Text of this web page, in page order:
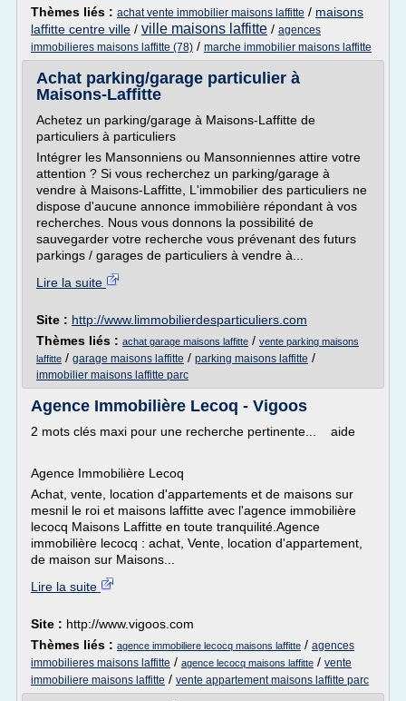
Thèmes liés : achat vente immobilier maisons laffitte / maisons
laffitte centre ville / ville maisons laffitte / agences
immobilieres maisons laffitte (78) / marche immobilier maisons laffitte
Achat parking/garage particulier à
Maisons-Laffitte
Achetez un parking/garage à Maisons-Laffitte de
particuliers à particuliers
Intégrer les Mansonniens ou Mansonniennes attire votre
attention ? Si vous recherchez un parking/garage à
vendre à Maisons-Laffitte, L'immobilier des particuliers ne
dispose d'aucune annonce immobilière répondant à vos
recherches. Nous vous donnons la possibilité de
sauvegarder votre recherche vous prévenant des futurs
parkings / garages de particuliers à vendre à...
Lire la suite
Site : http://www.limmobilierdesparticuliers.com
Thèmes liés : achat garage maisons laffitte / vente parking maisons
laffitte / garage maisons laffitte / parking maisons laffitte /
immobilier maisons laffitte parc
Agence Immobilière Lecoq - Vigoos
2 mots clés maxi pour une recherche pertinente... aide
Agence Immobilière Lecoq
Achat, vente, location d'appartements et de maisons sur
mesnil le roi et maisons laffitte avec l'agence immobilière
lecocq Maisons Laffitte en toute tranquilité.Agence
immobilière lecocq : achat, Vente, location d'appartement,
de maison sur Maisons...
Lire la suite
Site : http://www.vigoos.com
Thèmes liés : agence immobiliere lecocq maisons laffitte / agences
immobilieres maisons laffitte / agence lecocq maisons laffitte / vente
immobiliere maisons laffitte / vente appartement maisons laffitte parc